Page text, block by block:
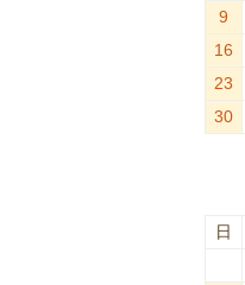
9
16
23
30
日